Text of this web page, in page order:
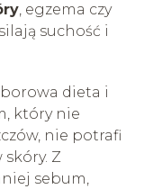
, egzema czy
suchość i
dieta i
który nie
nie potrafi
Z
sebum,